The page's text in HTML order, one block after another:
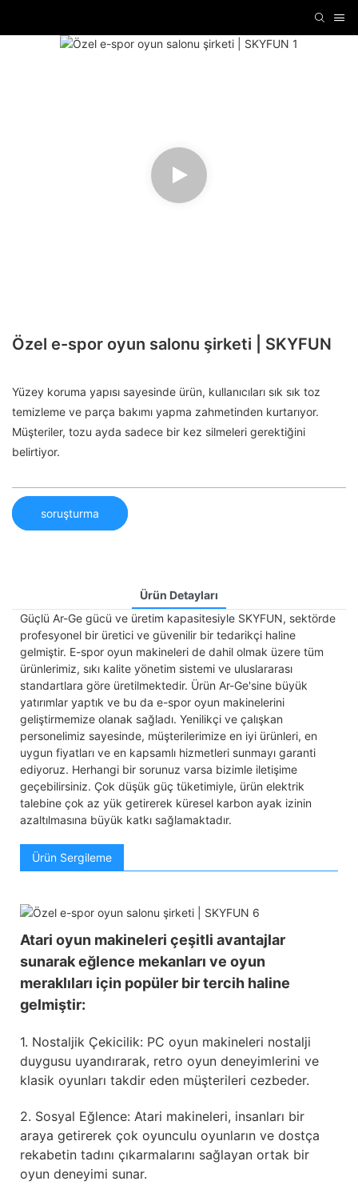
Özel e-spor oyun salonu şirketi | SKYFUN
Yüzey koruma yapısı sayesinde ürün, kullanıcıları sık sık toz
temizleme ve parça bakımı yapma zahmetinden kurtarıyor.
Müşteriler, tozu ayda sadece bir kez silmeleri gerektiğini
belirtiyor.
soruşturma
Ürün Detayları
Güçlü Ar-Ge gücü ve üretim kapasitesiyle SKYFUN, sektörde
profesyonel bir üretici ve güvenilir bir tedarikçi haline
gelmiştir. E-spor oyun makineleri de dahil olmak üzere tüm
ürünlerimiz, sıkı kalite yönetim sistemi ve uluslararası
standartlara göre üretilmektedir. Ürün Ar-Ge'sine büyük
yatırımlar yaptık ve bu da e-spor oyun makinelerini
geliştirmemize olanak sağladı. Yenilikçi ve çalışkan
personelimiz sayesinde, müşterilerimize en iyi ürünleri, en
uygun fiyatları ve en kapsamlı hizmetleri sunmayı garanti
ediyoruz. Herhangi bir sorunuz varsa bizimle iletişime
geçebilirsiniz. Çok düşük güç tüketimiyle, ürün elektrik
talebine çok az yük getirerek küresel karbon ayak izinin
azaltılmasına büyük katkı sağlamaktadır.
Ürün Sergileme
Atari oyun makineleri çeşitli avantajlar
sunarak eğlence mekanları ve oyun
meraklıları için popüler bir tercih haline
gelmiştir:
1. Nostaljik Çekicilik: PC oyun makineleri nostalji
duygusu uyandırarak, retro oyun deneyimlerini ve
klasik oyunları takdir eden müşterileri cezbeder.
2. Sosyal Eğlence: Atari makineleri, insanları bir
araya getirerek çok oyunculu oyunların ve dostça
rekabetin tadını çıkarmalarını sağlayan ortak bir
oyun deneyimi sunar.